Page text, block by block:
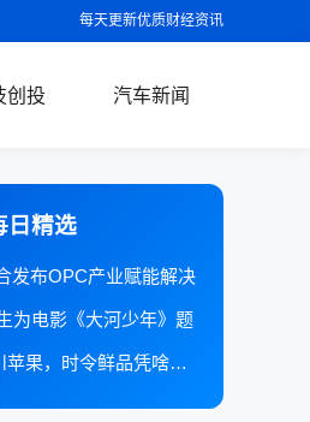
每天更新优质财经资讯
创投 汽车新闻
日精选
发布OPC产业赋能解决
为电影《大河少年》题
从五常大米到洛川苹果，时令鲜品凭啥在抖